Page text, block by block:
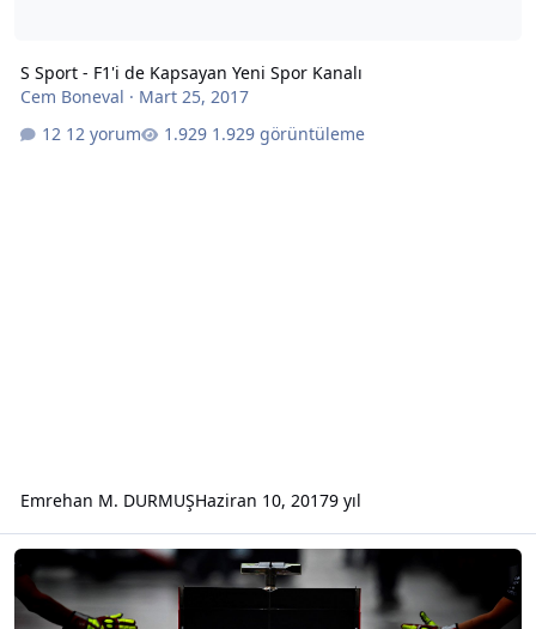
S Sport - F1'i de Kapsayan Yeni Spor Kanalı
Cem Boneval · Mart 25, 2017
12 yorum
1.929 görüntüleme
Emrehan M. DURMUŞHaziran 10, 20179 yıl
Renault 2016 yılında Formula 1'e dönüyor